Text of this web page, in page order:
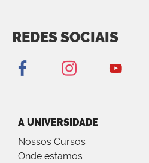
REDES SOCIAIS
A UNIVERSIDADE
Nossos Cursos
Onde estamos